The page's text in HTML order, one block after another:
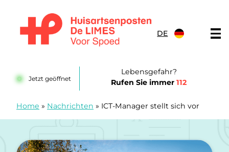
DE
Jetzt geöffnet
Lebensgefahr?
Rufen Sie immer112
Home » Nachrichten » ICT-Manager stellt sich vor